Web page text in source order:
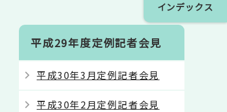
インデックス
平成29年度定例記者会見
平成30年3月定例記者会見
平成30年2月定例記者会見